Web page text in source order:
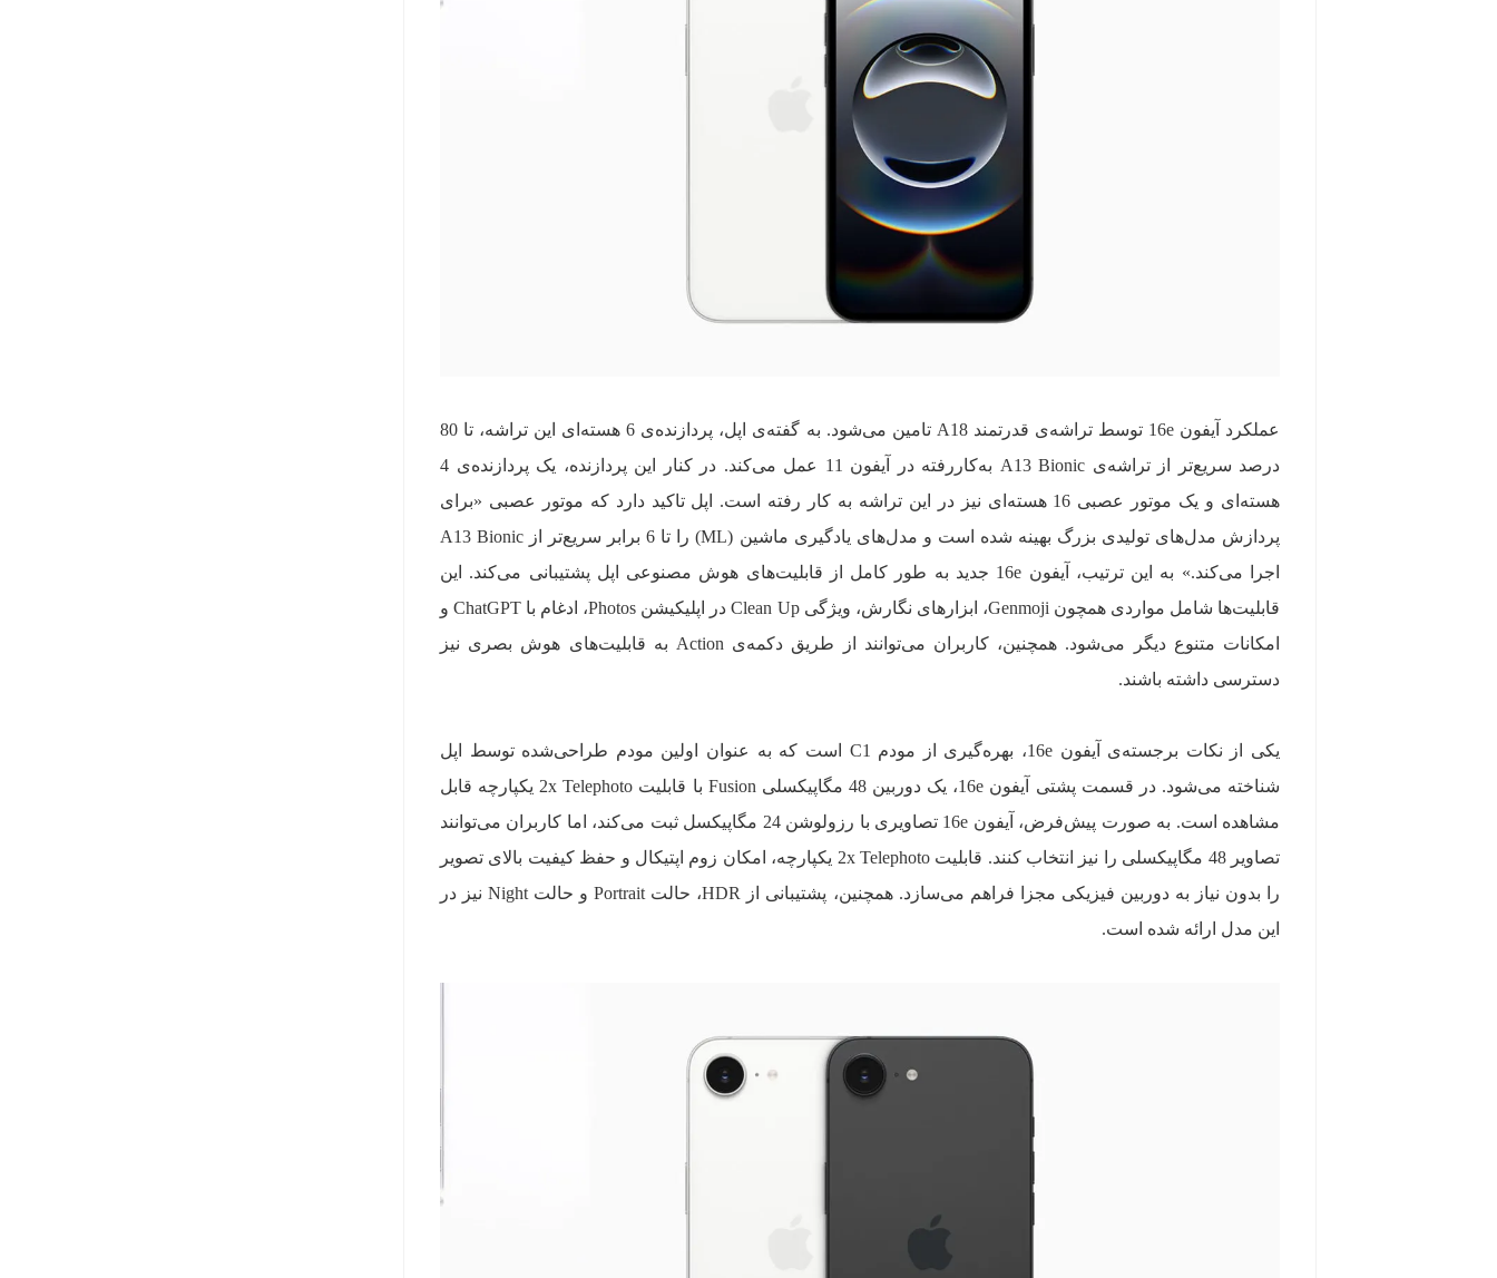
عملکرد آیفون 16e توسط تراشه‌ی قدرتمند A18 تامین می‌شود. به گفته‌ی اپل، پردازنده‌ی 6 هسته‌ای این تراشه، تا 80
درصد سریع‌تر از تراشه‌ی A13 Bionic به‌کاررفته در آیفون 11 عمل می‌کند. در کنار این پردازنده، یک پردازنده‌ی 4
هسته‌ای و یک موتور عصبی 16 هسته‌ای نیز در این تراشه به کار رفته است. اپل تاکید دارد که موتور عصبی «برای
پردازش مدل‌های تولیدی بزرگ بهینه شده است و مدل‌های یادگیری ماشین (ML) را تا 6 برابر سریع‌تر از A13 Bionic
اجرا می‌کند.» به این ترتیب، آیفون 16e جدید به طور کامل از قابلیت‌های هوش مصنوعی اپل پشتیبانی می‌کند. این
قابلیت‌ها شامل مواردی همچون Genmoji، ابزارهای نگارش، ویژگی Clean Up در اپلیکیشن Photos، ادغام با ChatGPT و
امکانات متنوع دیگر می‌شود. همچنین، کاربران می‌توانند از طریق دکمه‌ی Action به قابلیت‌های هوش بصری نیز
دسترسی داشته باشند.
یکی از نکات برجسته‌ی آیفون 16e، بهره‌گیری از مودم C1 است که به عنوان اولین مودم طراحی‌شده توسط اپل
شناخته می‌شود. در قسمت پشتی آیفون 16e، یک دوربین 48 مگاپیکسلی Fusion با قابلیت 2x Telephoto یکپارچه قابل
مشاهده است. به صورت پیش‌فرض، آیفون 16e تصاویری با رزولوشن 24 مگاپیکسل ثبت می‌کند، اما کاربران می‌توانند
تصاویر 48 مگاپیکسلی را نیز انتخاب کنند. قابلیت 2x Telephoto یکپارچه، امکان زوم اپتیکال و حفظ کیفیت بالای تصویر
را بدون نیاز به دوربین فیزیکی مجزا فراهم می‌سازد. همچنین، پشتیبانی از HDR، حالت Portrait و حالت Night نیز در
این مدل ارائه شده است.